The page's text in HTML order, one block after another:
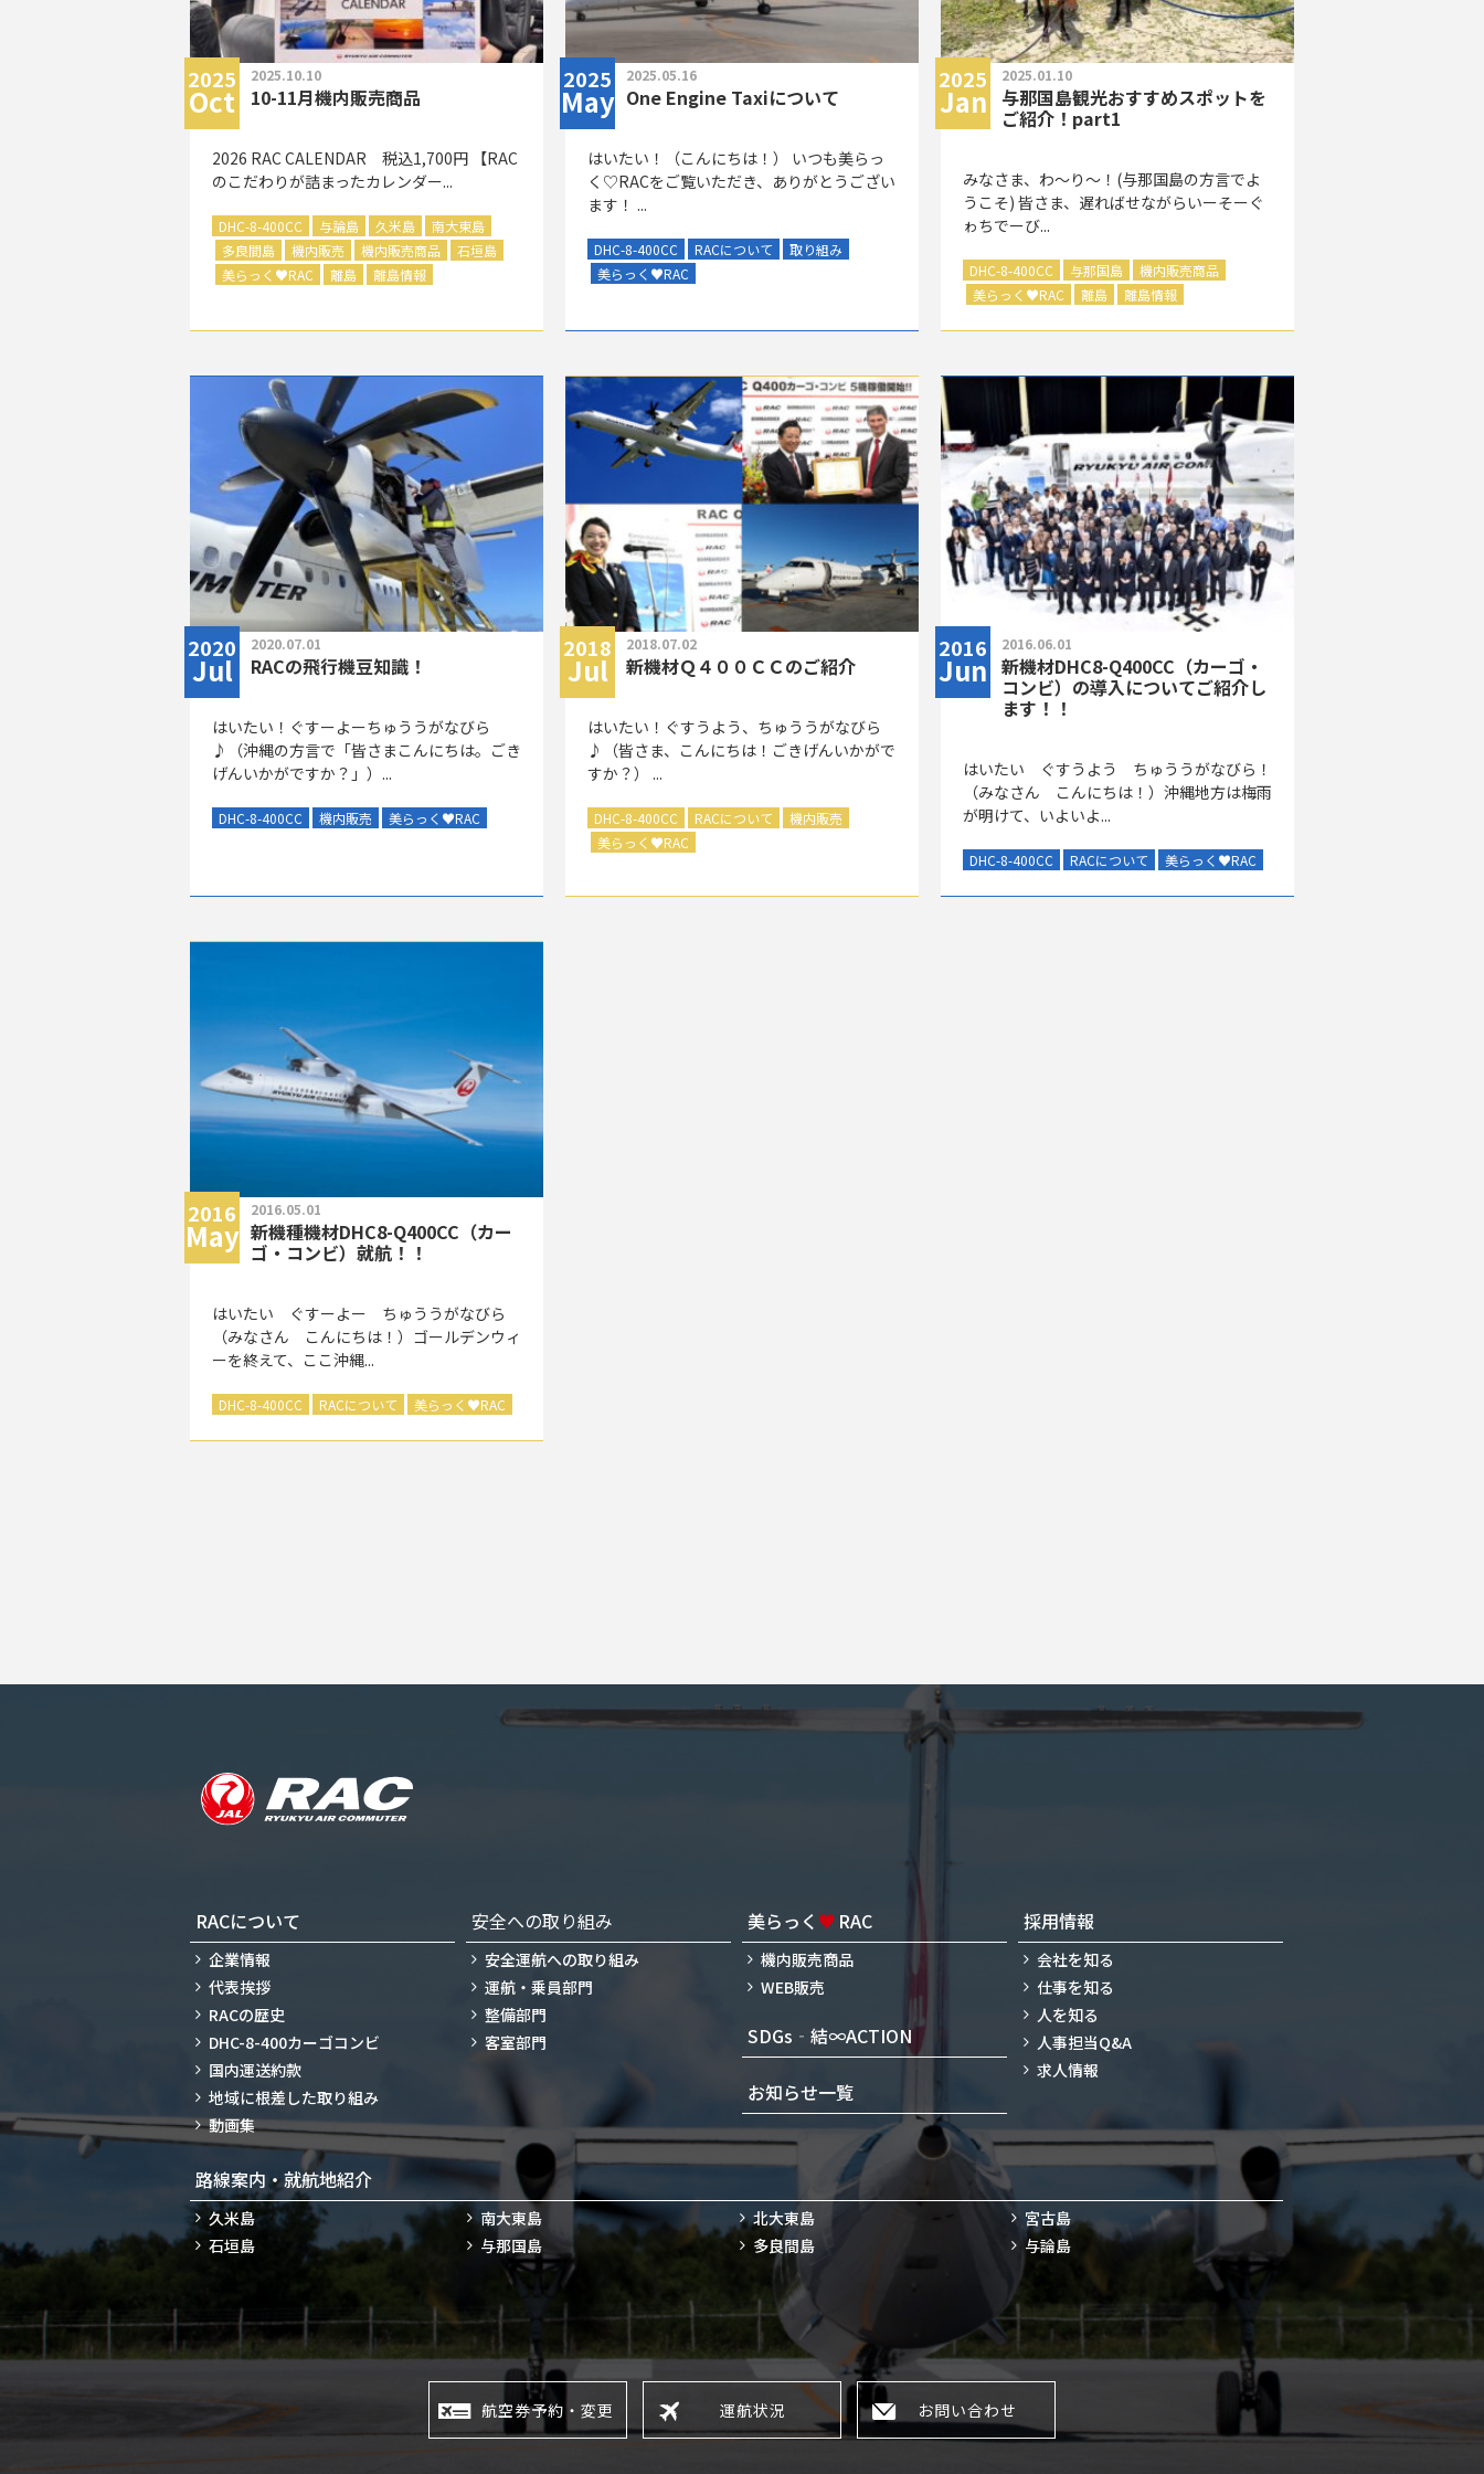
2025
Oct
2025.10.10
10-11月機内販売商品
2026 RAC CALENDAR 税込1,700円 【RAC
のこだわりが詰まったカレンダー...
DHC-8-400CC 与論島 久米島
南大東島
多良間島
機内販売 機内販売商品
石垣島
美らっく ♥RAC 離島 離島情報
2025
May
2025.05.16
One Engine Taxiについて
はいたい！（こんにちは！）
いつも美らっ
く♡RACをご覧いただき、ありがとうござい
ます！ ...
DHC-8-400CC RACについて
取り組み
美らっく ♥RAC
2025
Jan
2025.01.10
与那国島観光おすすめスポットを
ご紹介！part1
みなさま、わ～り～！(与那国島の方言でよ
うこそ) 皆さま、遅ればせながらいーそーぐ
ゎちでーび...
DHC-8-400CC 与那国島
機内販売商品
美らっく ♥RAC 離島 離島情報
2020
Jul
2020.07.01
RACの飛行機豆知識！
はいたい！ぐすーよーちゅううがなびら
♪（沖縄の方言で「皆さまこんにちは。ごき
げんいかがですか？」）...
DHC-8-400CC 機内販売 美らっく ♥RAC
2018
Jul
2018.07.02
新機材Ｑ４００ＣＣのご紹介
はいたい！ぐすうよう、ちゅううがなびら
♪（皆さま、こんにちは！ごきげんいかがで
すか？） ...
DHC-8-400CC RACについて
機内販売
美らっく ♥RAC
2016
Jun
2016.06.01
新機材DHC8-Q400CC（カーゴ・
コンビ）の導入についてご紹介し
ます！！
はいたい ぐすうよう ちゅううがなびら！
（みなさん こんにちは！）沖縄地方は梅雨
が明けて、いよいよ...
DHC-8-400CC RACについて 美らっく ♥RAC
2016
May
2016.05.01
新機種機材DHC8-Q400CC（カー
ゴ・コンビ）就航！！
はいたい ぐすーよー ちゅううがなびら
（みなさん こんにちは！）ゴールデンウィ
ーを終えて、ここ沖縄...
DHC-8-400CC RACについて 美らっく ♥RAC
RACについて
企業情報
代表挨拶
RACの歴史
DHC-8-400カーゴコンビ
国内運送約款
地域に根差した取り組み
動画集
安全への取り組み
安全運航への取り組み
運航・乗員部門
整備部門
客室部門
美らっく ♥ RAC
機内販売商品
WEB販売
SDGs‐結∞ACTION
お知らせ一覧
採用情報
会社を知る
仕事を知る
人を知る
人事担当Q&A
求人情報
路線案内・就航地紹介
久米島 南大東島 北大東島
宮古島
石垣島
与那国島 多良間島 与論島
航空券予約・変更 運航状況 お問い合わせ